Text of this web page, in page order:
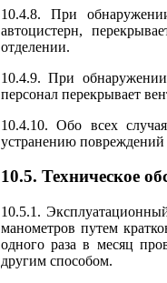
10.4.8. При
автоцистерн,
отделении.
10.4.9. При
персонал перекрывает
10.4.10. Обо всех
устранению
10.5. Техническое
10.5.1.
манометров путем
одного раза в месяц
другим способом.